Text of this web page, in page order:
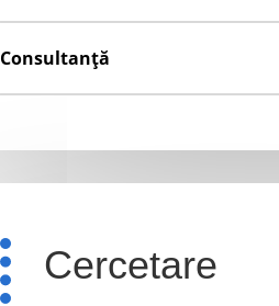
Consultanță
Cercetare